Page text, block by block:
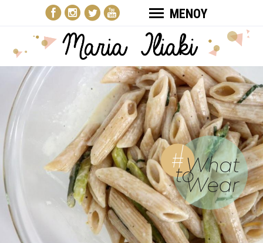
ΜΕΝΟΥ